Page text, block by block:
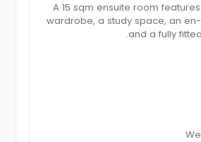
A 15 sqm ensuite room
wardrobe, a study space, an
and a fully